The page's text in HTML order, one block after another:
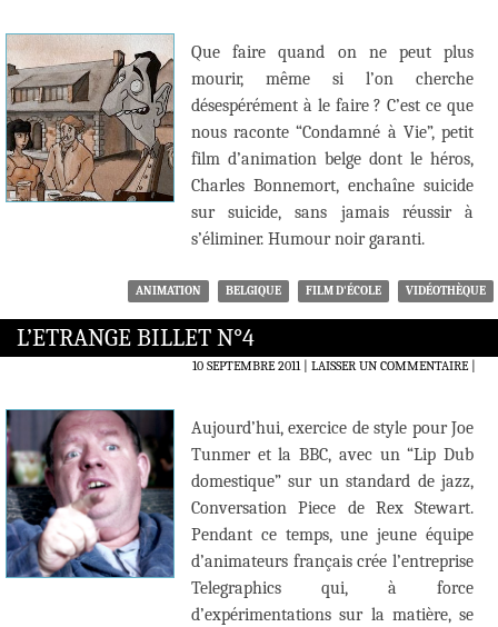
Que faire quand on ne peut plus
mourir, même si l’on cherche
désespérément à le faire ? C’est ce que
nous raconte “Condamné à Vie”, petit
film d’animation belge dont le héros,
Charles Bonnemort, enchaîne suicide
sur suicide, sans jamais réussir à
s’éliminer. Humour noir garanti.
ANIMATION BELGIQUE FILM D'ÉCOLE VIDÉOTHÈQUE
L’ETRANGE BILLET N°4
10 SEPTEMBRE 2011 LAISSER UN COMMENTAIRE|
Aujourd’hui, exercice de style pour Joe
Tunmer et la BBC, avec un “Lip Dub
domestique” sur un standard de jazz,
Conversation Piece de Rex Stewart.
Pendant ce temps, une jeune équipe
d’animateurs français crée l’entreprise
Telegraphics qui, à force
d’expérimentations sur la matière, se